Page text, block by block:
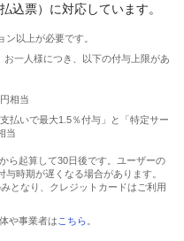
込票）に対応しています。
以上が必要です。
お一人様につき、以下の付与上限があ
相当
払いで最大1.5％付与」と「特定サー
当
ら起算して30日後です。ユーザーの
時期が遅くなる場合があります。
となり、クレジットカードはご利用
や事業者は こちら